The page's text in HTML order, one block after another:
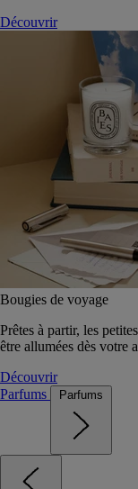
Découvrir
Bougies de voyage
Prêtes à partir, les
être allumées dès votre
Découvrir
Parfums
Parfums